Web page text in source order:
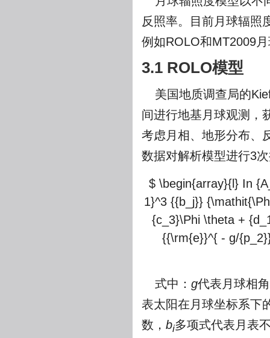
反照率。目前月球辐照
例如ROLO和MT2009
3.1 ROLO模型
美国地质调查局的
间进行地基月球观测，
考虑月相、地形分布、
数据对解析模型进行3
$ \begin{array}{l} In
1}^3 {{b_j}}
{c_3}\Phi \theta +
{{\rm{e}}^{ - g/
式中： g代表月球相
表太阳在月球坐标系下
数， bi多项式代表月表